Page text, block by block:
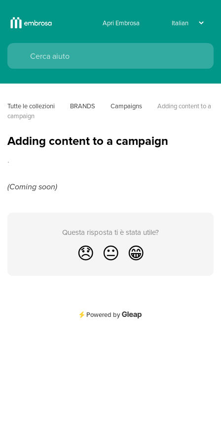
Apri Embrosa
Tutte le collezioni BRANDS Campaigns
Adding content to a
campaign
Adding content to a campaign
.
(Coming soon)
Questa risposta ti è stata utile?
😞 😐 😁
Powered by